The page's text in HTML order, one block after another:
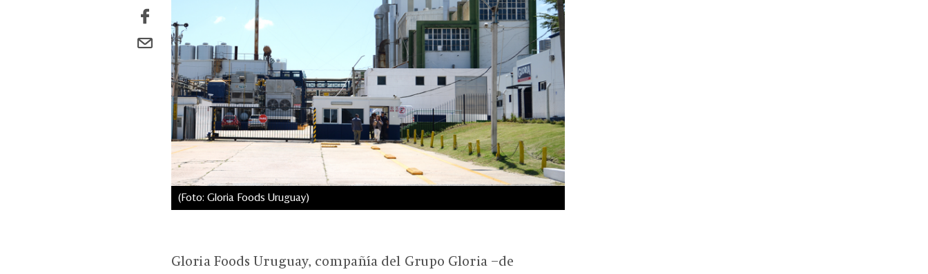
(Foto: Gloria Foods Uruguay)
Gloria Foods Uruguay, compañía del Grupo Gloria –de